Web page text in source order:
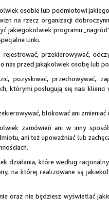
osobie lub podmiotowi
na rzecz organizacji
jakiegokolwiek programu
Linki.
rejestrować, przekierowywać,
nas przed jakąkolwiek osobę lub
pozyskiwać, przechowywać,
którymi posługują się nasi
blokować ani
zamówień ani w inny
ani też upoważniać lub
działania, które według
na której realizowane są
oraz nie będziesz wyświetlać